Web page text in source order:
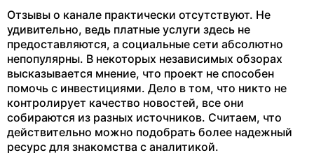
Отзывы о канале практически отсутствуют. Не
удивительно, ведь платные услуги здесь не
предоставляются, а социальные сети абсолютно
непопулярны. В некоторых независимых обзорах
высказывается мнение, что проект не способен
помочь с инвестициями. Дело в том, что никто не
контролирует качество новостей, все они
собираются из разных источников. Считаем, что
действительно можно подобрать более надежный
ресурс для знакомства с аналитикой.